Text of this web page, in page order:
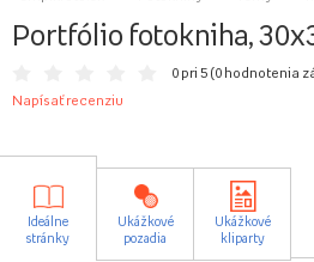
Portfólio fotokniha,
0 pri 5 (0 hodnotenia
Napísať recenziu
Ideálne
stránky
Ukážkové
pozadia
Ukážkové
kliparty